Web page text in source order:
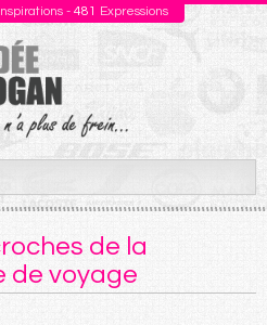
- 481 Expressions
de la
de voyage